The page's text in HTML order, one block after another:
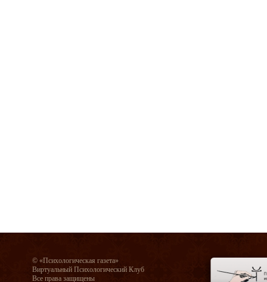
© «Психологическая газета»
Виртуальный Психологический Клуб
Все права защищены